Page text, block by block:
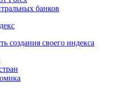
банков
создания своего индекса